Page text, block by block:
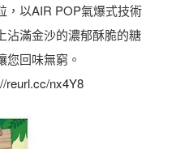
，以AIR POP氣爆式技術
沾滿金沙的濃郁酥脆的糖
您回味無窮。
reurl.cc/nx4Y8